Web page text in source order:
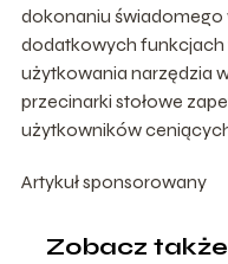
dokonaniu świadomego
dodatkowych funkcjach
użytkowania narzędzia
przecinarki stołowe
użytkowników
Artykuł sponsorowany
Zobacz